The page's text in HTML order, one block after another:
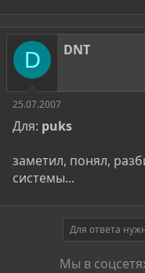
D DNT
25.07.2007
Для: puks
заметил, понял,
системы...
Для ответа
Мы в